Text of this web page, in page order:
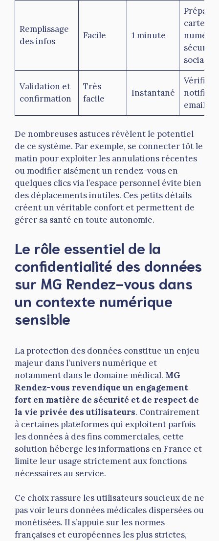
Remplissage
des infos
Facile 1 minute
carte
numéro
sécurité
sociale
Validation et
confirmation
Très
facile
Instantané
Vérifier
email/
De nombreuses astuces révèlent le potentiel
de ce système. Par exemple, se connecter tôt le
matin pour exploiter les annulations récentes
ou modifier aisément un rendez-vous en
quelques clics via l’espace personnel évite bien
des déplacements inutiles. Ces petits détails
créent un véritable confort et permettent de
gérer sa santé en toute autonomie.
Le rôle essentiel de la
confidentialité des données
sur MG Rendez-vous dans
un contexte numérique
sensible
La protection des données constitue un enjeu
majeur dans l’univers numérique et
notamment dans le domaine médical. MG
Rendez-vous revendique un engagement
fort en matière de sécurité et de respect de
la vie privée des utilisateurs. Contrairement
à certaines plateformes qui exploitent parfois
les données à des fins commerciales, cette
solution héberge les informations en France et
limite leur usage strictement aux fonctions
nécessaires au service.
Ce choix rassure les utilisateurs soucieux de ne
pas voir leurs données médicales dispersées ou
monétisées. Il s’appuie sur les normes
françaises et européennes les plus strictes,